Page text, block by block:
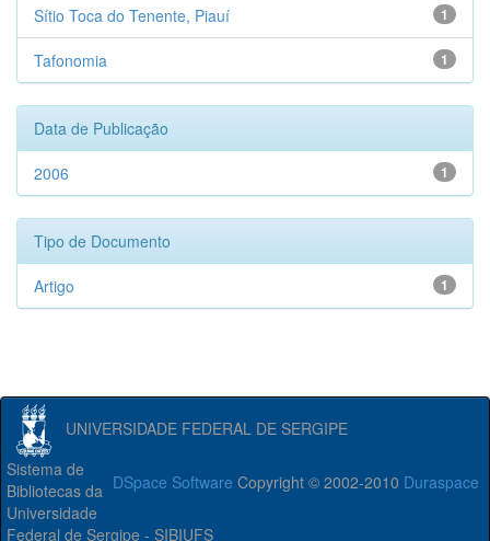
1
Sítio Toca do Tenente, Piauí
1
Tafonomia
Data de Publicação
1
2006
Tipo de Documento
1
Artigo
UNIVERSIDADE FEDERAL DE SERGIPE
DSpace Software Copyright © 2002-2010 Duraspace
Sistema de
Bibliotecas da
Universidade
Federal de Sergipe - SIBIUFS